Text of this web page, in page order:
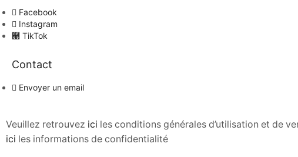
Facebook
Instagram
TikTok
Contact
Envoyer un email
Veuillez retrouvez ici les conditions générales d’utilisation et de
ici les informations de confidentialité